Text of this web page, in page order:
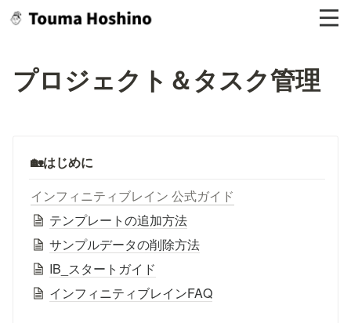
プロジェクト＆タスク管理
🏡はじめに
インフィニティブレイン 公式ガイド
テンプレートの追加方法
サンプルデータの削除方法
IB_スタートガイド
インフィニティブレインFAQ